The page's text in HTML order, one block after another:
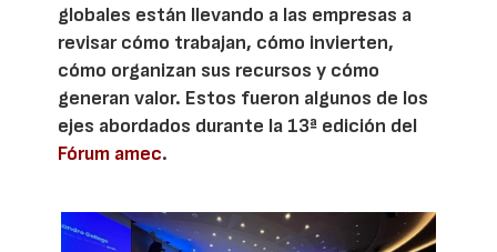
globales están llevando a las empresas a
revisar cómo trabajan, cómo invierten,
cómo organizan sus recursos y cómo
generan valor. Estos fueron algunos de los
ejes abordados durante la 13ª edición del
Fórum amec.